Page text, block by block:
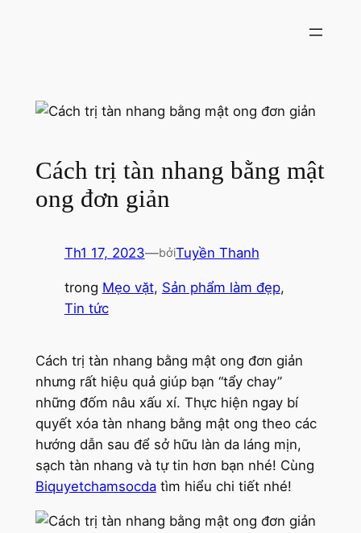
dung
Cách trị tàn nhang bằng mật
ong đơn giản
Th1 17, 2023—bởiTuyền Thanh
trong Mẹo vặt, Sản phẩm làm đẹp
Tin tức
Cách trị tàn nhang bằng mật ong đơn giản
nhưng rất hiệu quả giúp bạn “tẩy chay”
những đốm nâu xấu xí. Thực hiện ngay bí
quyết xóa tàn nhang bằng mật ong theo các
hướng dẫn sau để sở hữu làn da láng mịn,
sạch tàn nhang và tự tin hơn bạn nhé! Cùng
Biquyetchamsocdatìm hiểu chi tiết nhé!